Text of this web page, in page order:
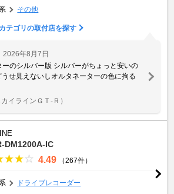
その他
テゴリの取付店を探す
2026年8月7日
のシルバー版 シルバーがちょっと安いの
せ見えないしオルタネーターの色に拘る
イラインＧＴ‐Ｒ）
DM1200A-IC
4.49 （267件）
ドライブレコーダー